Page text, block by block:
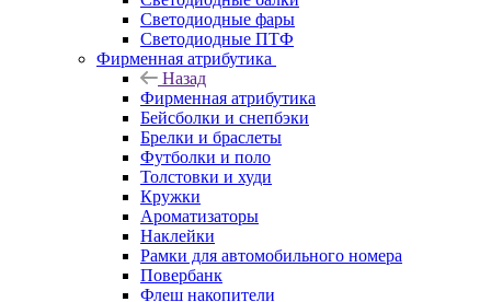
Светодиодные фары
Светодиодные ПТФ
Фирменная атрибутика
Назад
Фирменная атрибутика
Бейсболки и снепбэки
Брелки и браслеты
Футболки и поло
Толстовки и худи
Кружки
Ароматизаторы
Наклейки
Рамки для автомобильного номера
Повербанк
Флеш накопители